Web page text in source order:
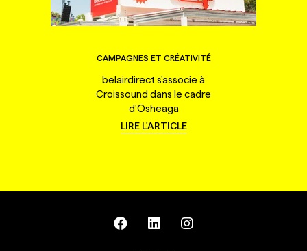
CAMPAGNES ET CRÉATIVITÉ
belairdirect s'associe à
Croissound dans le cadre
d'Osheaga
LIRE L'ARTICLE